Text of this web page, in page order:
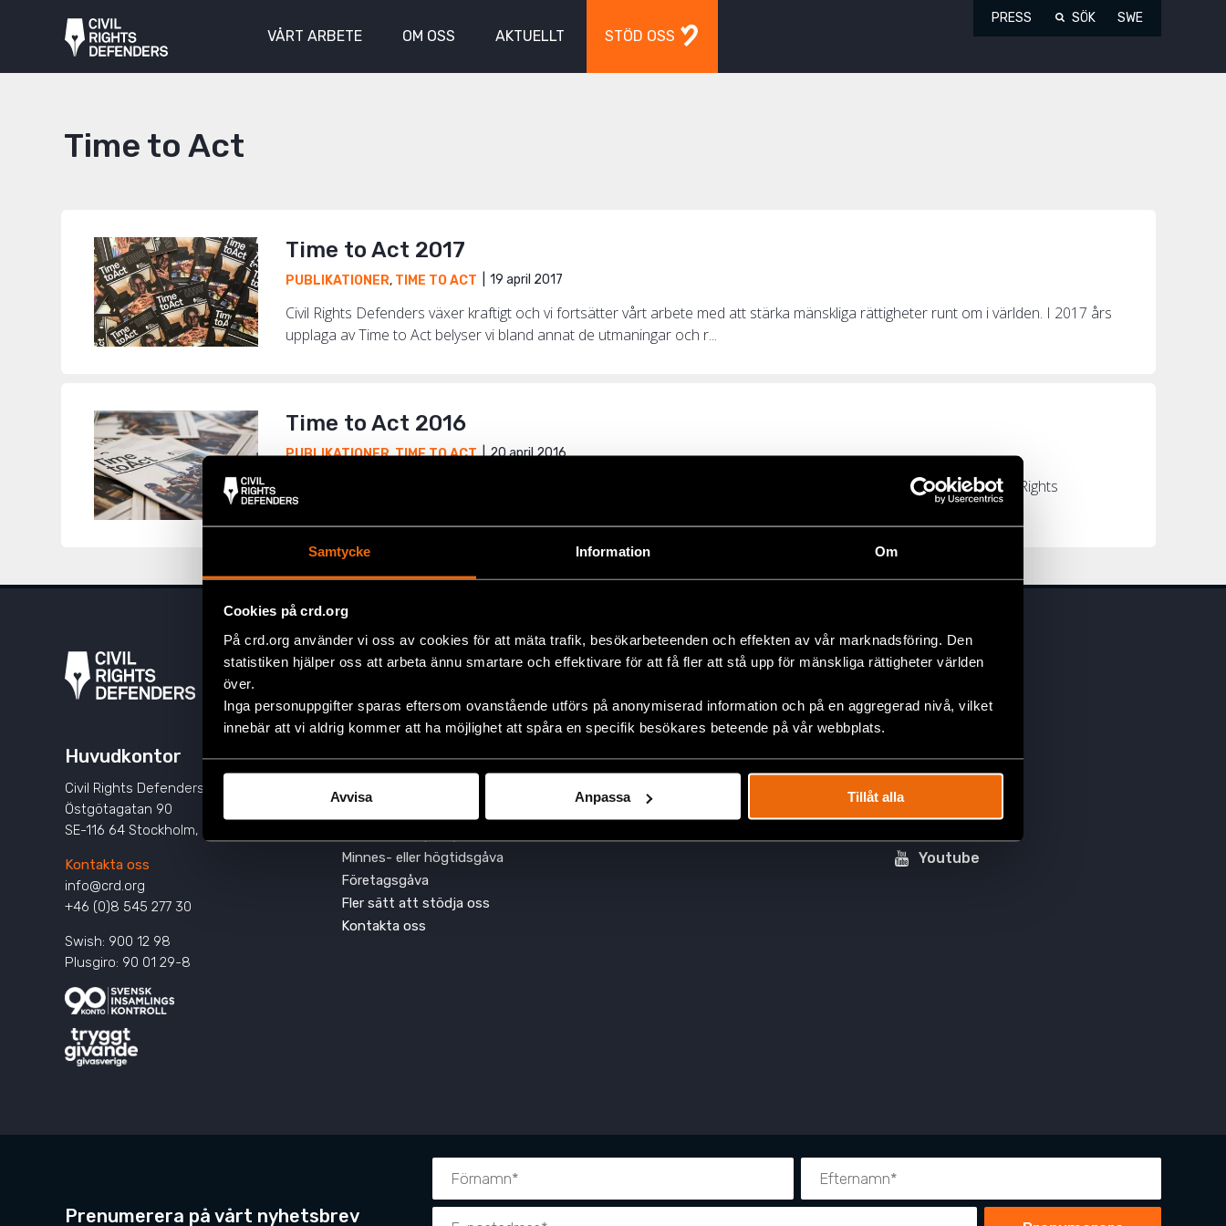
Samtycke Information Om
Cookies på crd.org
På crd.org använder vi oss av cookies för att mäta trafik, besökarbeteenden och effekten av vår marknadsföring. Den
statistiken hjälper oss att arbeta ännu smartare och effektivare för att få fler att stå upp för mänskliga rättigheter världen
över.
Inga personuppgifter sparas eftersom ovanstående utförs på anonymiserad information och på en aggregerad nivå, vilket
innebär att vi aldrig kommer att ha möjlighet att spåra en specifik besökares beteende på vår webbplats.
Avvisa Anpassa Tillåt alla
VÅRT ARBETE OM OSS AKTUELLT STÖD OSS
PRESS SÖK SWE
Time to Act
Time to Act 2017
PUBLIKATIONER, TIME TO ACT 19 april 2017
Civil Rights Defenders växer kraftigt och vi fortsätter vårt arbete med att stärka mänskliga rättigheter runt om i världen. I 2017 års
upplaga av Time to Act belyser vi bland annat de utmaningar och r...
Time to Act 2016
PUBLIKATIONER,TIME TO ACT 20 april 2016
I samband med vår årliga konferens Defenders’ Days – Empowering Human Rights Defenders at Risk släpper Civil Rights
Defenders ett nytt nummer av Time to Act. Magasinet ger en överblick av de utmaninga...
Huvudkontor
Civil Rights Defenders
Östgötagatan 90
SE-116 64 Stockholm, Sverige
Kontakta oss
info@crd.org
+46 (0)8 545 277 30
Swish: 900 12 98
Plusgiro: 90 01 29-8
Engagera dig
Bli månadsgivare idag
Minnes- eller högtidsgåva
Företagsgåva
Fler sätt att stödja oss
Kontakta oss
Jobba hos oss
Facebook
LinkedIn
Youtube
Prenumerera på vårt nyhetsbrev